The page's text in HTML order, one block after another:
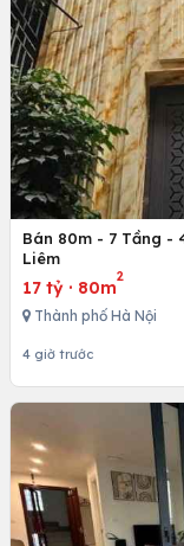
Bán 80m - 7 Tầng -
Liêm
17 tỷ · 80m
2
Thành phố Hà Nội
4 giờ trước